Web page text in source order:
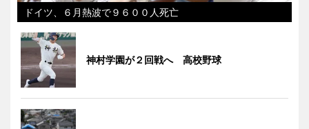
ドイツ、６月熱波で９６００人死亡
神村学園が２回戦へ 高校野球